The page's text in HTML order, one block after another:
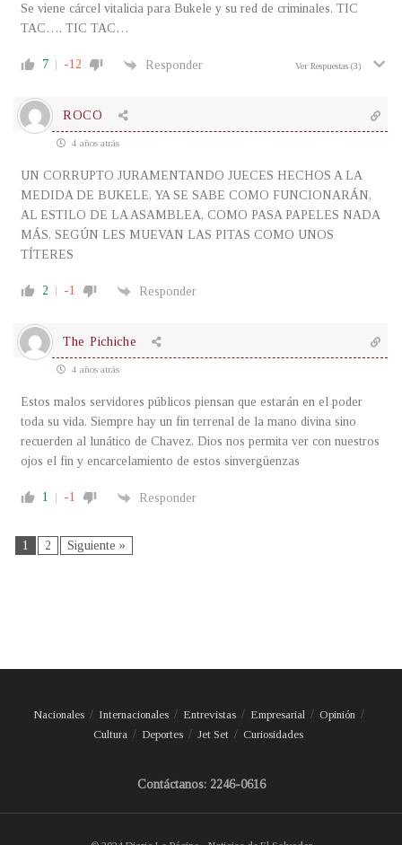
Se viene cárcel vitalicia para Bukele y su red de criminales. TIC
TAC…. TIC TAC…
7 -12 Responder Ver Respuestas (3)
ROCO
4 años atrás
UN CORRUPTO JURAMENTANDO JUECES HECHOS A LA
MEDIDA DE BUKELE, YA SE SABE COMO FUNCIONARÁN,
AL ESTILO DE LA ASAMBLEA, COMO PASA PAPELES NADA
MÁS, SEGÚN LES MUEVAN LAS PITAS COMO UNOS
TÍTERES
2 -1 Responder
The Pichiche
4 años atrás
Estos malos servidores públicos piensan que estarán en el poder
toda su vida. Siempre hay un fin terrenal de la mano divina sino
recuerden al lunático de Chavez. Dios nos permita ver con nuestros
ojos el fin y encarcelamiento de estos sinvergüenzas
1 -1 Responder
1 2 Siguiente »
Nacionales Internacionales Entrevistas Empresarial
Opinión
Cultura
Deportes Jet Set Curiosidades
Contáctanos: 2246-0616